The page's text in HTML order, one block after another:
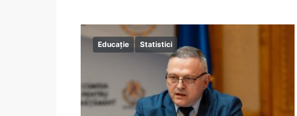
Educație Statistici